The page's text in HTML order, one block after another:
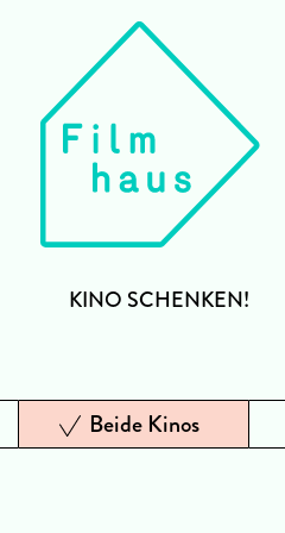
KINO SCHENKEN!
Beide Kinos